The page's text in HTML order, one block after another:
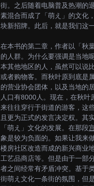
街。之后随着电脑普及热潮的
素混合而成了「萌え」的文化
块新招牌。此后，就是我们这
在本书的第二章，作者以「秋
的人群。为什么要强调是当地
本其他地区的人，虽然可以说
或者购物客。而秋叶原到底是
的营业协会团体，以及当地的
人口有8000人。现在，在秋
来往往穿行于街道的游客，这
且更为正式的发言决定权。其
「萌え」文化的发展。在那段
象是较为负面的。如果让我来
楼房社区改造而成的新兴商业
工艺品商店等。但是由于一部
者之间经常有矛盾冲突。基于
街萌え文化一条街的氛围，但